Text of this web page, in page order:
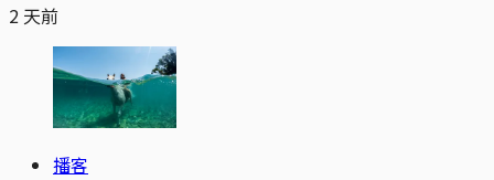
2 天前
播客